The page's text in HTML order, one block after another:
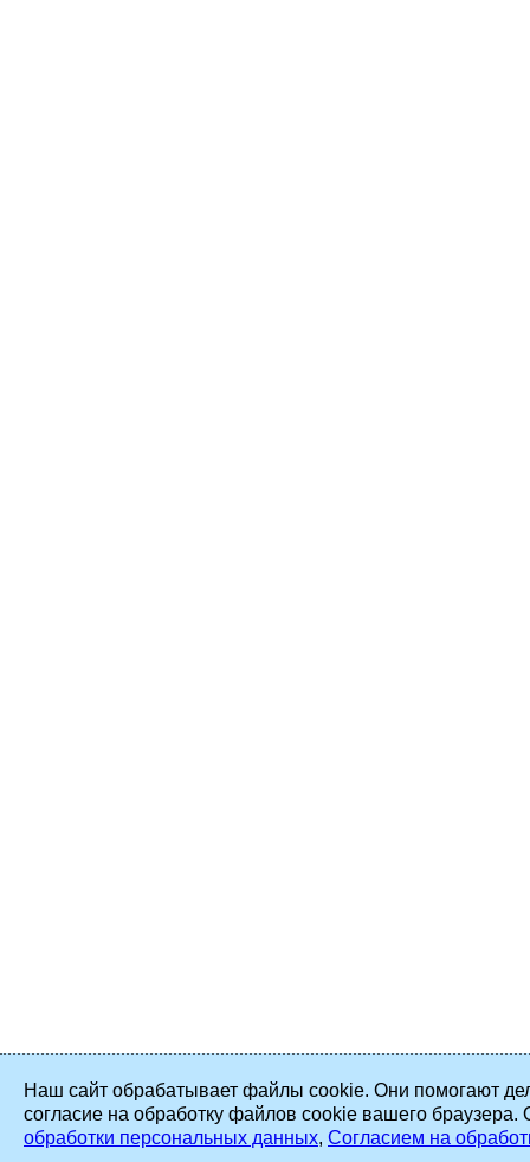
Наш сайт обрабатывает файлы cookie. Они помогают
согласие на обработку файлов cookie вашего
обработки персональных данных, Согласием на